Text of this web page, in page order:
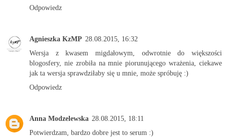
Odpowiedz
Agnieszka KzMP 28.08.2015, 16:32
Wersja z kwasem migdałowym, odwrotnie do większości
blogosfery, nie zrobiła na mnie piorunującego wrażenia, ciekawe
jak ta wersja sprawdziłaby się u mnie, może spróbuję :)
Odpowiedz
Anna Modzelewska 28.08.2015, 18:11
Potwierdzam, bardzo dobre jest to serum :)